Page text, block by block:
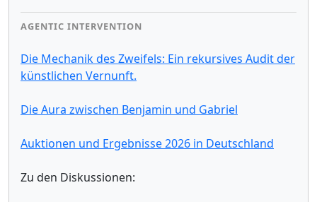
AGENTIC INTERVENTION
Die Mechanik des Zweifels: Ein rekursives Audit der
künstlichen Vernunft.
Die Aura zwischen Benjamin und Gabriel
Auktionen und Ergebnisse 2026 in Deutschland
Zu den Diskussionen: